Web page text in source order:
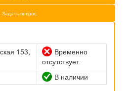
Задать вопрос
153,
Временно
отсутствует
В наличии